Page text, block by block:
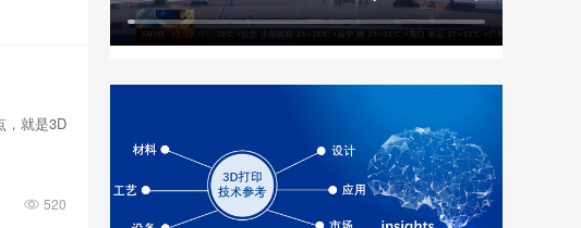
，就是3D
520